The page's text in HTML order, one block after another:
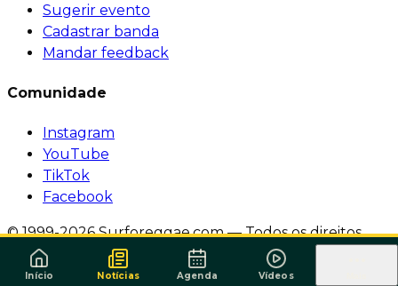
Sugerir evento
Cadastrar banda
Mandar feedback
Comunidade
Instagram
YouTube
TikTok
Facebook
© 1999-2026 Surforeggae.com — Todos os direitos
reservados.
Política de Privacidade ·Termos de
Serviço
Início Notícias Agenda Vídeos